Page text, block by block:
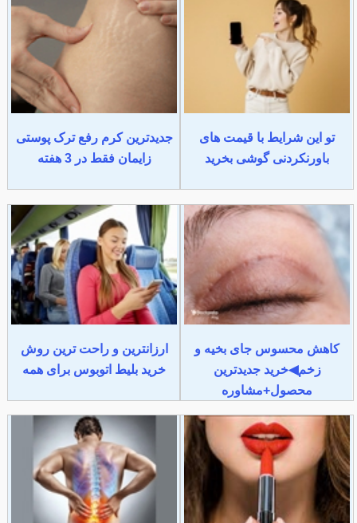
تو این شرایط با قیمت های
باورنکردنی گوشی بخرید
جدیدترین کرم رفع ترک پوستی
زایمان فقط در 3 هفته
کاهش محسوس جای بخیه و
زخم◀خرید جدیدترین
محصول+مشاوره
ارزانترین و راحت ترین روش
خرید بلیط اتوبوس برای همه